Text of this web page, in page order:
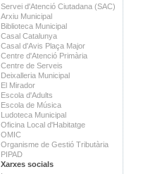
Servei d'Atenció Ciutadana (SAC)
Arxiu Municipal
Biblioteca Municipal
Casal Catalunya
Casal d'Avis Plaça Major
Centre d'Atenció Primària
Centre de Serveis
Deixalleria Municipal
El Mirador
Escola d'Adults
Escola de Música
Ludoteca Municipal
Oficina Local d'Habitatge
OMIC
Organisme de Gestió Tributària
PIPAD
Xarxes socials